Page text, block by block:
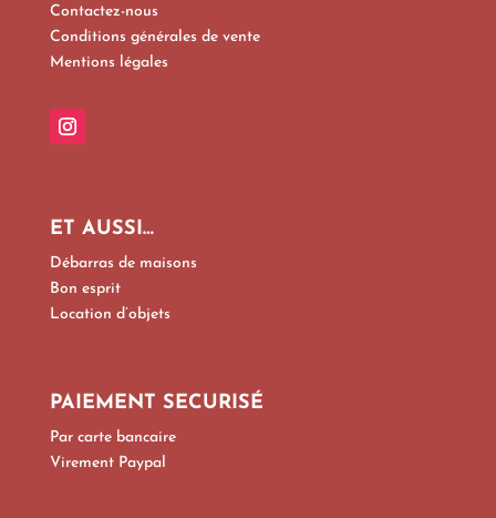
Contactez-nous
Conditions générales de vente
Mentions légales
ET AUSSI…
Débarras de maisons
Bon esprit
Location d’objets
PAIEMENT SECURISÉ
Par carte bancaire
Virement Paypal